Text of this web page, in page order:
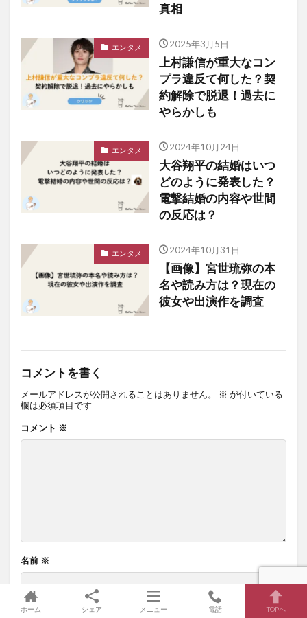
真相
エンタメ 2025年3月5日
上村謙信が重大なコン
プラ違反て何した？契
約解除で脱退！過去に
やらかしも
エンタメ 2024年10月24日
大谷翔平の結婚はいつ
どのように発表した？
電撃結婚の内容や世間
の反応は？
エンタメ 2024年10月31日
【画像】宮世琉弥の本
名や読み方は？現在の
彼女や出演作を調査
コメントを書く
メールアドレスが公開されることはありません。 ※ が付いている
欄は必須項目です
コメント ※
名前 ※
メール
ホーム シェア メニュー 電話 TOPへ